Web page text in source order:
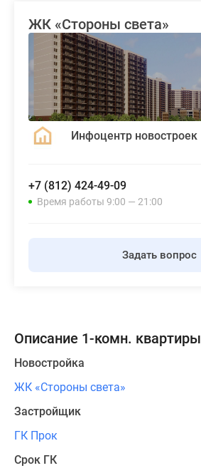
ЖК «Стороны света»
Инфоцентр новостроек
+7 (812) 424-49-09
Время работы 9:00 — 21:00
Задать вопрос
Описание 1-комн. квартиры
Новостройка
ЖК «Стороны света»
Застройщик
ГК Прок
Срок ГК